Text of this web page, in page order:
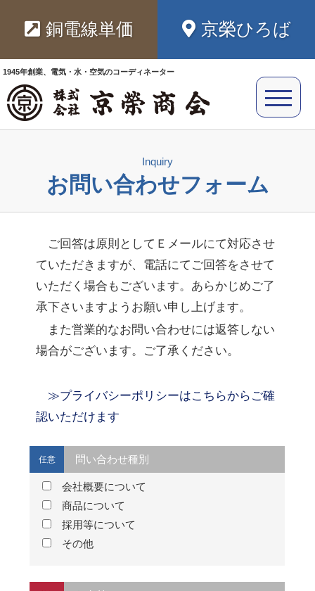
銅電線単価 京榮ひろば
1945年創業、電気・水・空気のコーディネーター
Inquiry
お問い合わせフォーム
ご回答は原則としてＥメールにて対応させ
ていただきますが、電話にてご回答をさせて
いただく場合もございます。あらかじめご了
承下さいますようお願い申し上げます。
また営業的なお問い合わせには返答しない
場合がございます。ご了承ください。
≫プライバシーポリシーはこちらからご確
認いただけます
任意 問い合わせ種別
会社概要について
商品について
採用等について
その他